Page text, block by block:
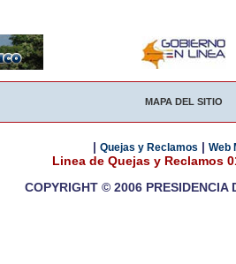
MAPA DEL SITIO
| Quejas y Reclamos | Web
Linea de Quejas y Reclamos
COPYRIGHT © 2006 PRESIDENCIA